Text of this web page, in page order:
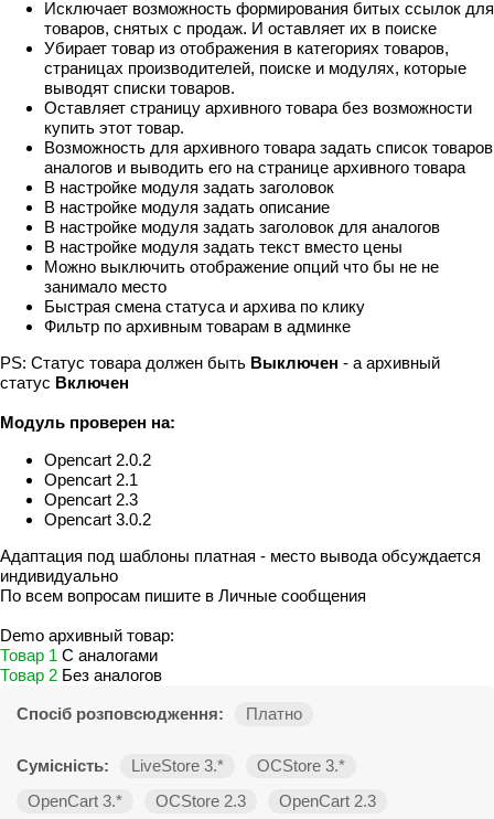
Исключает возможность формирования битых ссылок для
товаров, снятых с продаж. И оставляет их в поиске
Убирает товар из отображения в категориях товаров,
страницах производителей, поиске и модулях, которые
выводят списки товаров.
Оставляет страницу архивного товара без возможности
купить этот товар.
Возможность для архивного товара задать список товаров
аналогов и выводить его на странице архивного товара
В настройке модуля задать заголовок
В настройке модуля задать описание
В настройке модуля задать заголовок для аналогов
В настройке модуля задать текст вместо цены
Можно выключить отображение опций что бы не не
занимало место
Быстрая смена статуса и архива по клику
Фильтр по архивным товарам в админке
PS: Статус товара должен быть Выключен - а архивный
статус Включен
Модуль проверен на:
Opencart 2.0.2
Opencart 2.1
Opencart 2.3
Opencart 3.0.2
Адаптация под шаблоны платная - место вывода обсуждается
индивидуально
По всем вопросам пишите в Личные сообщения
Demo архивный товар:
Товар 1 С аналогами
Товар 2 Без аналогов
Спосіб розповсюдження: Платно
Сумісність: LiveStore 3.*
OCStore 3.*
OpenCart 3.*
OCStore 2.3
OpenCart 2.3